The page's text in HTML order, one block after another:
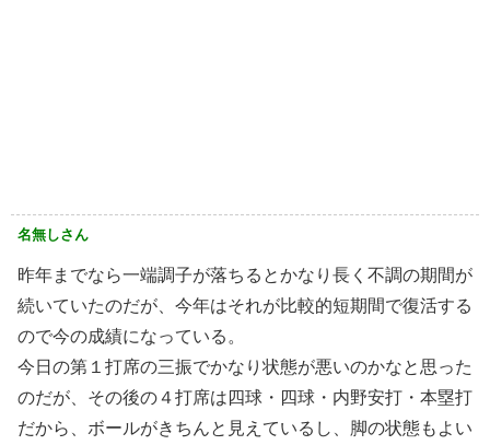
名無しさん
昨年までなら一端調子が落ちるとかなり長く不調の期間が
続いていたのだが、今年はそれが比較的短期間で復活する
ので今の成績になっている。
今日の第１打席の三振でかなり状態が悪いのかなと思った
のだが、その後の４打席は四球・四球・内野安打・本塁打
だから、ボールがきちんと見えているし、脚の状態もよい